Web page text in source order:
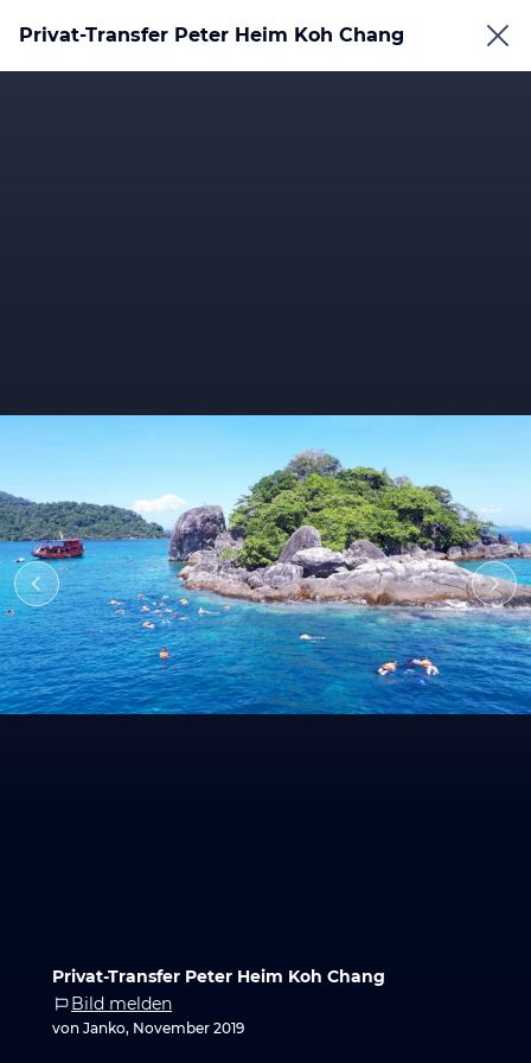
Privat-Transfer Peter Heim Koh Chang
Privat-Transfer Peter Heim Koh Chang
Bild melden
von Janko, November 2019